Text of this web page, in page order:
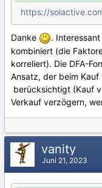
https://
Danke
.
kombiniert (die
korreliert). Die DFA-
Ansatz, der beim
berücksichtigt (Kauf
Verkauf verzögern,
vanity
Juni 21, 2023